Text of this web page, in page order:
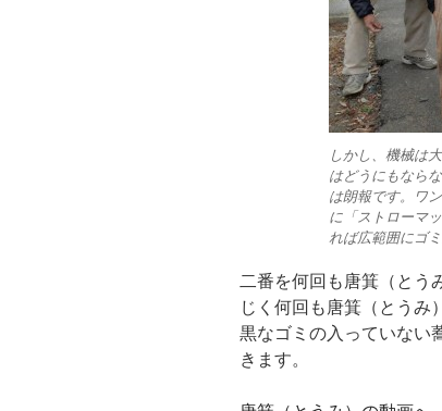
しかし、機械は
はどうにもなら
は朗報です。ワ
に「ストローマ
れば広範囲にゴ
二番を何回も唐箕（とう
じく何回も唐箕（とうみ
黒なゴミの入っていない
きます。